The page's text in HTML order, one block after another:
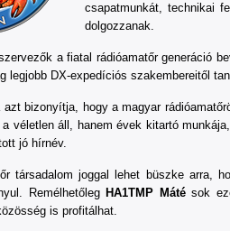
csapatmunkát, technikai
dolgozzanak.
a fiatal rádióamatőr generáció
legjobb DX-expedíciós szakembereitől
azt bizonyítja, hogy a magyar
véletlen áll, hanem évek kitartó
jó hírnév.
társadalom joggal lehet büszke arra,
Remélhetőleg HA1TMP Mátésok
is profitálhat.